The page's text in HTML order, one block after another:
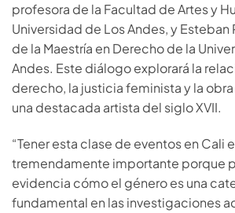
profesora de la Facultad de Artes y
Universidad de Los Andes, y
de la Maestría en Derecho de la
Andes. Este diálogo explorará la
derecho, la justicia feminista y la
una destacada artista del siglo XVII.
“Tener esta clase de eventos en Cali
tremendamente importante porque
evidencia cómo el género es una
fundamental en las investigaciones